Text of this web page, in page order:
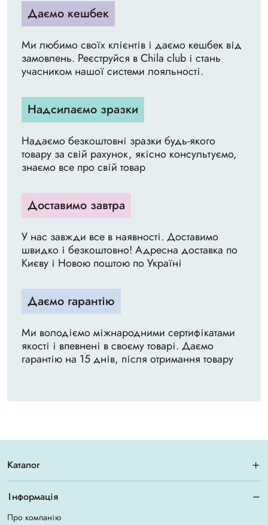
Даємо кешбек
Ми любимо своїх клієнтів і даємо кешбек від
замовлень. Реєструйся в Chila club і стань
учасником нашої системи лояльності.
Надсилаємо зразки
Надаємо безкоштовні зразки будь-якого
товару за свій рахунок, якісно консультуємо,
знаємо все про свій товар
Доставимо завтра
У нас завжди все в наявності. Доставимо
швидко і безкоштовно! Адресна доставка по
Києву і Новою поштою по Україні
Даємо гарантію
Ми володіємо міжнародними сертифікатами
якості і впевнені в своєму товарі. Даємо
гарантію на 15 днів, після отримання товару
Каталог
Інформація
Про компанію